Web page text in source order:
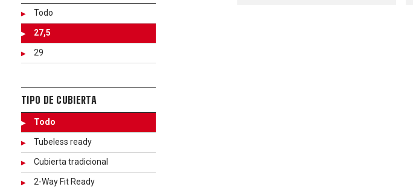
Todo
27,5
29
TIPO DE CUBIERTA
Todo
Tubeless ready
Cubierta tradicional
2-Way Fit Ready